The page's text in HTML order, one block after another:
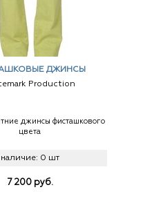
ДЖИНСЫ
Production
джинсы фисташкового
цвета
наличие: 0 шт
7 200 руб.